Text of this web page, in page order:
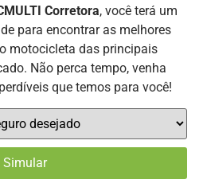
Corretora, você terá um
para encontrar as melhores
motocicleta das principais
Não perca tempo, venha
que temos para você!